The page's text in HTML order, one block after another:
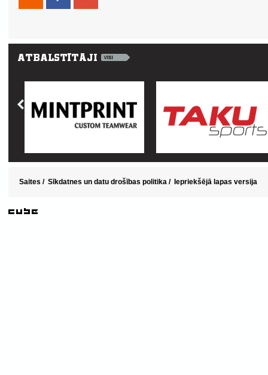
Saites / Sīkdatnes un datu drošības politika / Iepriekšējā lapas versija